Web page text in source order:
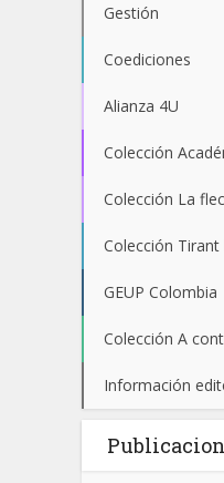
Gestión
Coediciones
Alianza 4U
Colección
Colección La
Colección
GEUP Colombia
Colección A
Información